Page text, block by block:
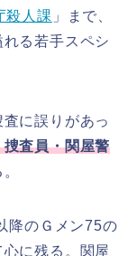
殺人課 」まで、
る若手スペシ
に誤りがあっ
捜査員・関屋警
降のＧメン75の
に残る。関屋